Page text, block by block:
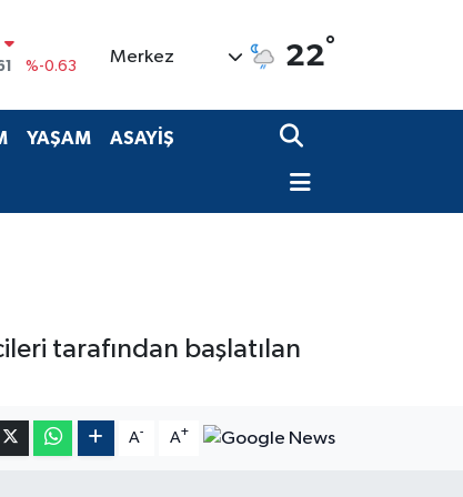
%-0.63
%-0.08
Merkez 22°
YAŞAM ASAYİŞ
tarafından başlatılan
A- A+